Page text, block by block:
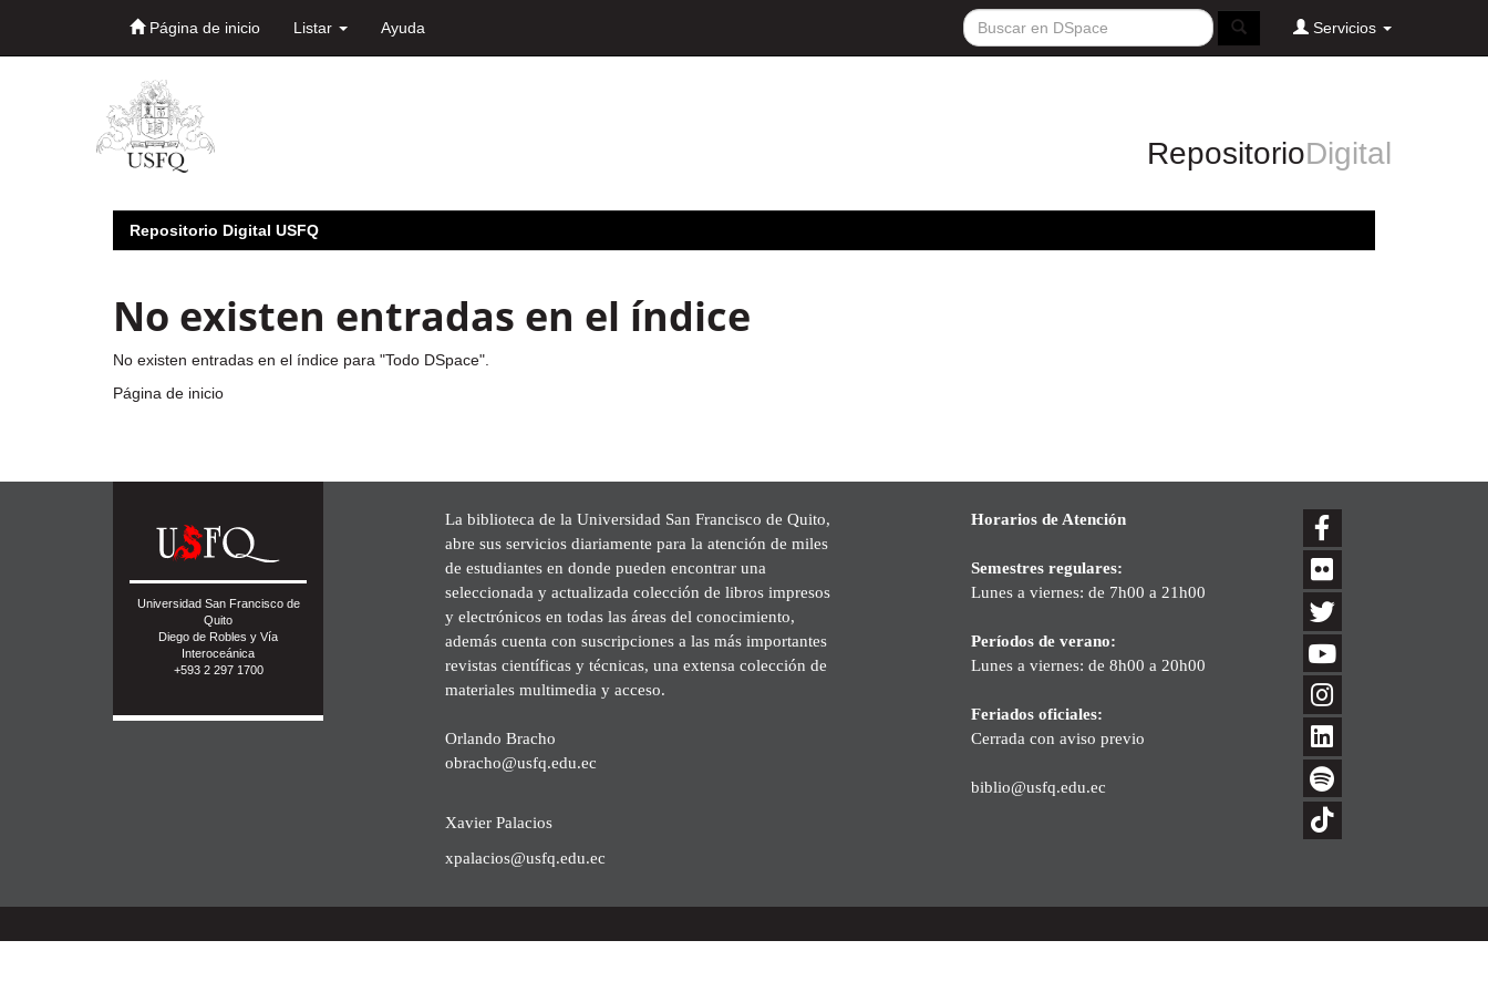
Página de inicio Listar Ayuda Servicios
RepositorioDigital
Repositorio Digital USFQ
No existen entradas en el índice
No existen entradas en el índice para "Todo DSpace".
Página de inicio
Universidad San Francisco de
Quito
Diego de Robles y Vía
Interoceánica
+593 2 297 1700
La biblioteca de la Universidad San Francisco de Quito,
abre sus servicios diariamente para la atención de miles
de estudiantes en donde pueden encontrar una
seleccionada y actualizada colección de libros impresos
y electrónicos en todas las áreas del conocimiento,
además cuenta con suscripciones a las más importantes
revistas científicas y técnicas, una extensa colección de
materiales multimedia y acceso.
Orlando Bracho
obracho@usfq.edu.ec
Xavier Palacios
xpalacios@usfq.edu.ec
Horarios de Atención
Semestres regulares:
Lunes a viernes: de 7h00 a 21h00
Períodos de verano:
Lunes a viernes: de 8h00 a 20h00
Feriados oficiales:
Cerrada con aviso previo
biblio@usfq.edu.ec